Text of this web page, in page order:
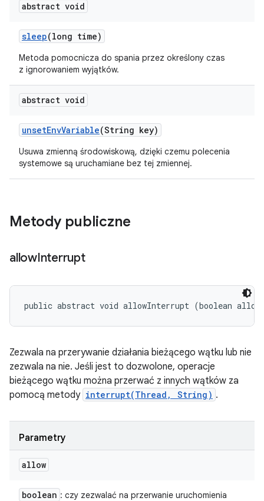
abstract void
sleep(long time)
Metoda pomocnicza do spania przez określony czas
z ignorowaniem wyjątków.
abstract void
unsetEnvVariable(String key)
Usuwa zmienną środowiskową, dzięki czemu polecenia
systemowe są uruchamiane bez tej zmiennej.
Metody publiczne
allowInterrupt
public abstract void allowInterrupt (boolean
Zezwala na przerywanie działania bieżącego wątku lub nie
zezwala na nie. Jeśli jest to dozwolone, operacje
bieżącego wątku można przerwać z innych wątków za
pomocą metody interrupt(Thread, String) .
Parametry
allow
boolean : czy zezwalać na przerwanie uruchomienia